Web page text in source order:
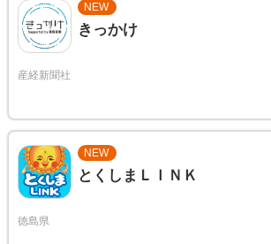
NEW
きっかけ
NEW
とくしまＬＩＮＫ